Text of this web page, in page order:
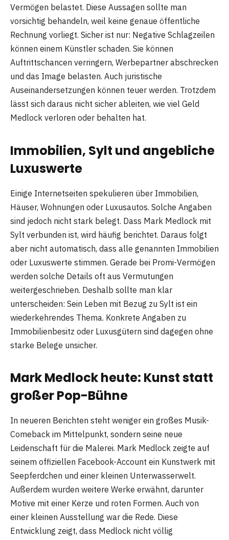
Vermögen belastet. Diese Aussagen sollte man
vorsichtig behandeln, weil keine genaue öffentliche
Rechnung vorliegt. Sicher ist nur: Negative Schlagzeilen
können einem Künstler schaden. Sie können
Auftrittschancen verringern, Werbepartner abschrecken
und das Image belasten. Auch juristische
Auseinandersetzungen können teuer werden. Trotzdem
lässt sich daraus nicht sicher ableiten, wie viel Geld
Medlock verloren oder behalten hat.
Immobilien, Sylt und angebliche
Luxuswerte
Einige Internetseiten spekulieren über Immobilien,
Häuser, Wohnungen oder Luxusautos. Solche Angaben
sind jedoch nicht stark belegt. Dass Mark Medlock mit
Sylt verbunden ist, wird häufig berichtet. Daraus folgt
aber nicht automatisch, dass alle genannten Immobilien
oder Luxuswerte stimmen. Gerade bei Promi-Vermögen
werden solche Details oft aus Vermutungen
weitergeschrieben. Deshalb sollte man klar
unterscheiden: Sein Leben mit Bezug zu Sylt ist ein
wiederkehrendes Thema. Konkrete Angaben zu
Immobilienbesitz oder Luxusgütern sind dagegen ohne
starke Belege unsicher.
Mark Medlock heute: Kunst statt
großer Pop-Bühne
In neueren Berichten steht weniger ein großes Musik-
Comeback im Mittelpunkt, sondern seine neue
Leidenschaft für die Malerei. Mark Medlock zeigte auf
seinem offiziellen Facebook-Account ein Kunstwerk mit
Seepferdchen und einer kleinen Unterwasserwelt.
Außerdem wurden weitere Werke erwähnt, darunter
Motive mit einer Kerze und roten Formen. Auch von
einer kleinen Ausstellung war die Rede. Diese
Entwicklung zeigt, dass Medlock nicht völlig